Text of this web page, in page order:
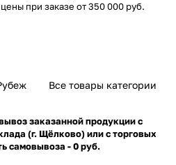
при заказе от 350 000 руб.
Все товары категории
заказанной продукции с
(г. Щёлково) или с торговых
самовывоза - 0 руб.